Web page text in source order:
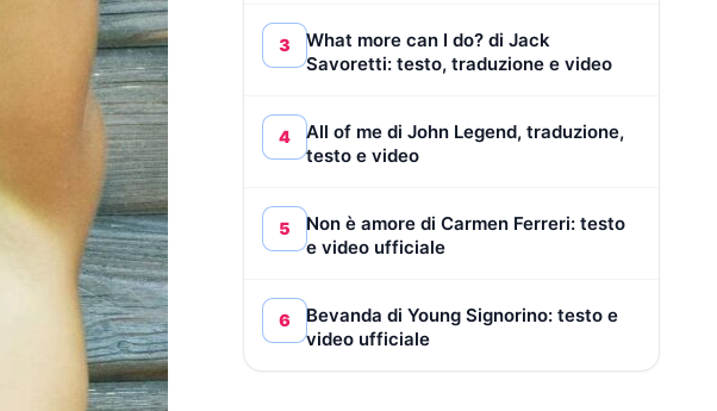
3
What more can I do? di Jack
Savoretti: testo, traduzione e video
4
All of me di John Legend, traduzione,
testo e video
5
Non è amore di Carmen Ferreri: testo
e video ufficiale
6
Bevanda di Young Signorino: testo e
video ufficiale